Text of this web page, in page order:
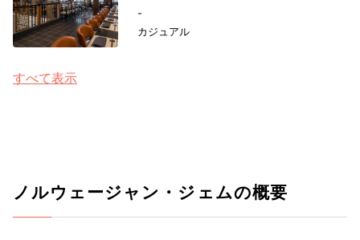
-
カジュアル
すべて表示
ノルウェージャン・ジェムの概要